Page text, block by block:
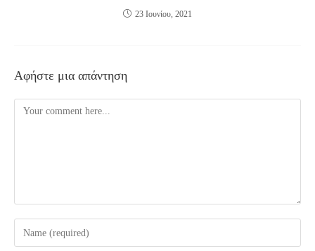
23 Ιουνίου, 2021
Αφήστε μια απάντηση
Comment
Enter
your